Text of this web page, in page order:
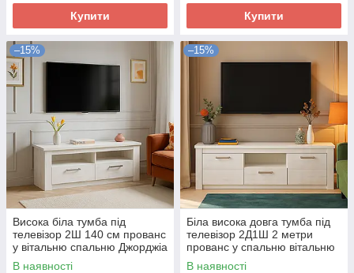
Купити Купити
–15%
Висока біла тумба під
телевізор 2Ш 140 см прованс
у вітальню спальню Джорджіа
Мебель Сервіс
В наявності
–15%
Біла висока довга тумба під
телевізор 2Д1Ш 2 метри
прованс у спальню вітальню
Джорджіа Мебель Сервіс
В наявності